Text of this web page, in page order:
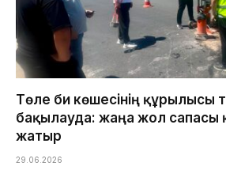
Төле би көшесінің құрылысы
бақылауда: жаңа жол сапасы
жатыр
29.06.2026